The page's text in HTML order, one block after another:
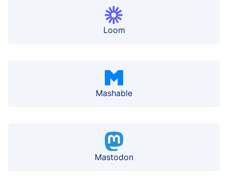
Loom
Mashable
Mastodon